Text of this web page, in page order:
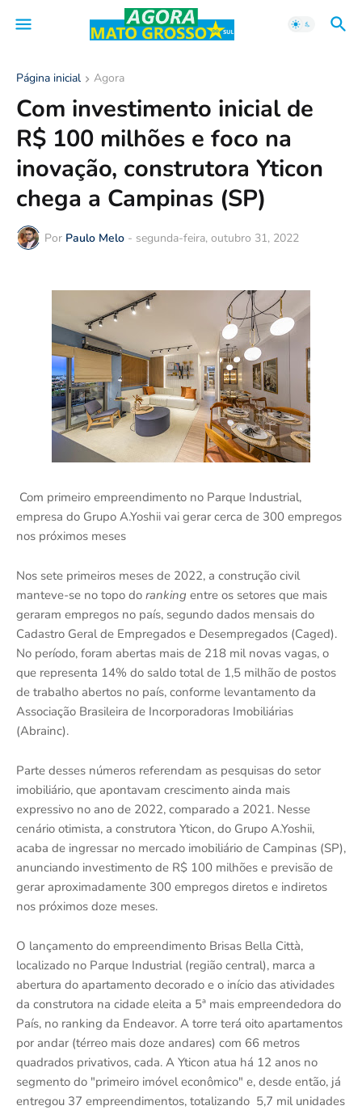
Página inicial Agora
Com investimento inicial de
R$ 100 milhões e foco na
inovação, construtora Yticon
chega a Campinas (SP)
Por Paulo Melo - segunda-feira, outubro 31, 2022
Com primeiro empreendimento no Parque Industrial,
empresa do Grupo A.Yoshii vai gerar cerca de 300 empregos
nos próximos meses
Nos sete primeiros meses de 2022, a construção civil
manteve-se no topo do ranking entre os setores que mais
geraram empregos no país, segundo dados mensais do
Cadastro Geral de Empregados e Desempregados (Caged).
No período, foram abertas mais de 218 mil novas vagas, o
que representa 14% do saldo total de 1,5 milhão de postos
de trabalho abertos no país, conforme levantamento da
Associação Brasileira de Incorporadoras Imobiliárias
(Abrainc).
Parte desses números referendam as pesquisas do setor
imobiliário, que apontavam crescimento ainda mais
expressivo no ano de 2022, comparado a 2021. Nesse
cenário otimista, a construtora Yticon, do Grupo A.Yoshii,
acaba de ingressar no mercado imobiliário de Campinas (SP),
anunciando investimento de R$ 100 milhões e previsão de
gerar aproximadamente 300 empregos diretos e indiretos
nos próximos doze meses.
O lançamento do empreendimento Brisas Bella Città,
localizado no Parque Industrial (região central), marca a
abertura do apartamento decorado e o início das atividades
da construtora na cidade eleita a 5ª mais empreendedora do
País, no ranking da Endeavor. A torre terá oito apartamentos
por andar (térreo mais doze andares) com 66 metros
quadrados privativos, cada. A Yticon atua há 12 anos no
segmento do "primeiro imóvel econômico" e, desde então, já
entregou 37 empreendimentos, totalizando 5,7 mil unidades